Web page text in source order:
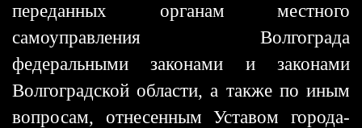
переданных органам местного
самоуправления Волгограда
федеральными законами и законами
Волгоградской области, а также по иным
вопросам, отнесенным Уставом города-